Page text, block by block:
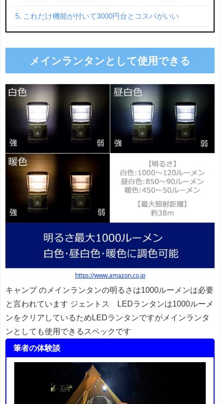
これだけ機能が付いて3000円台とコスパがいい
メインランタンとして使用できる
https://www.amazon.co.jp
キャンプ のメインランタンの明るさは1000ルーメンは必要
と言われています ジェントス LEDランタンは1000ルーメ
ンをクリアしているためLEDランタンですがメインランタ
ンとしても使用できるスペックです
筆者の体験談